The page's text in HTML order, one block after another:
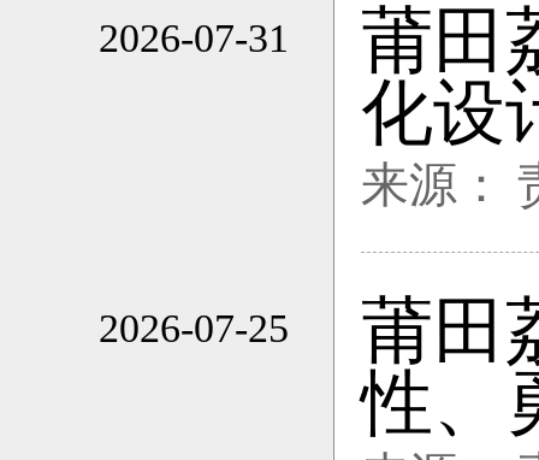
2026-07-31
莆田
化设
来源：
2026-07-25
莆田
性、